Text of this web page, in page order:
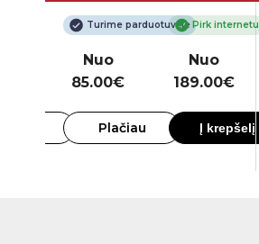
Turime parduotuvėje
Nuo
85.00€
Plačiau
Pirk internetu
Nuo
189.00€
Į krepšelį